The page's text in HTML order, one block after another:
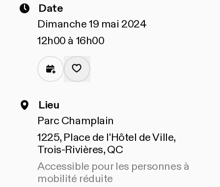
Date
Dimanche 19 mai 2024
12h00 à 16h00
Lieu
Parc Champlain
1225, Place de l'Hôtel de Ville,
Trois-Rivières, QC
Accessible pour les personnes à
mobilité réduite